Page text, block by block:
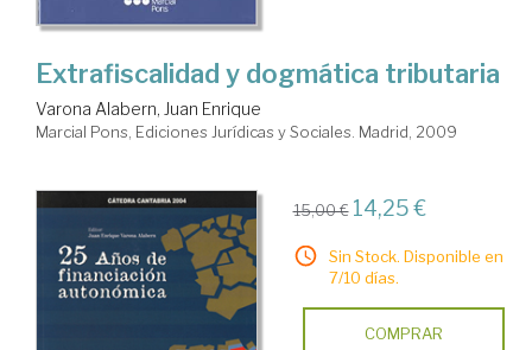
Extrafiscalidad y dogmática tributaria
Varona Alabern, Juan Enrique
Marcial Pons, Ediciones Jurídicas y Sociales. Madrid, 2009
15,00 € 14,25 €
Sin Stock. Disponible en
7/10 días.
COMPRAR